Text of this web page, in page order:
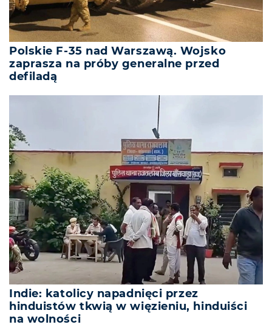
Polskie F-35 nad Warszawą. Wojsko
zaprasza na próby generalne przed
defiladą
Indie: katolicy napadnięci przez
hinduistów tkwią w więzieniu, hinduiści
na wolności